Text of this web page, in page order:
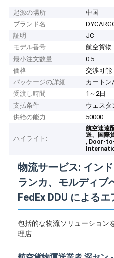
起源の場所
中国
ブランド名
証明
JC
モデル番号
航空貨物
最小注文数量
0.5
価格
交渉可能
パッケージの詳細
カート
受渡し時間
1～2日
支払条件
ウェス
供給の能力
50000
ハイライト:
航空速達
送、国際
, Door-
物流サービス: イン
ランカ、モルディブ
FedEx DDU による
包括的な物流ソリューション
理店